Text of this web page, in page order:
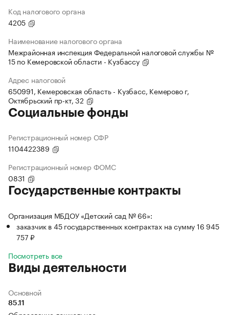
Код налогового органа
4205
Наименование налогового органа
Межрайонная инспекция Федеральной налоговой службы №
15 по Кемеровской области - Кузбассу
Адрес налоговой
650991, Кемеровская область - Кузбасс, Кемерово г,
Октябрьский пр-кт, 32
Социальные фонды
Регистрационный номер СФР
1104422389
Регистрационный номер ФОМС
0831
Государственные контракты
Организация МБДОУ «Детский сад № 66»:
заказчик в 45 государственных контрактах на сумму 16 945
757 ₽
Посмотреть все
Виды деятельности
Основной
85.11